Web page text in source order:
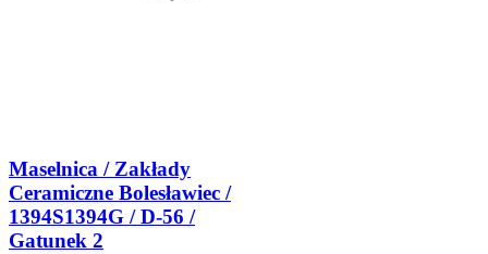
Maselnica / Zakłady
Ceramiczne Bolesławiec /
1394S1394G / D-56 /
Gatunek 2